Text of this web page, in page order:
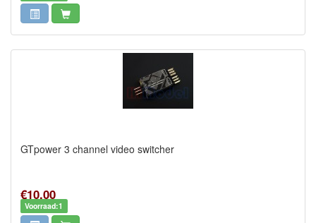
GTpower 3 channel video switcher
€10,00
Voorraad:1